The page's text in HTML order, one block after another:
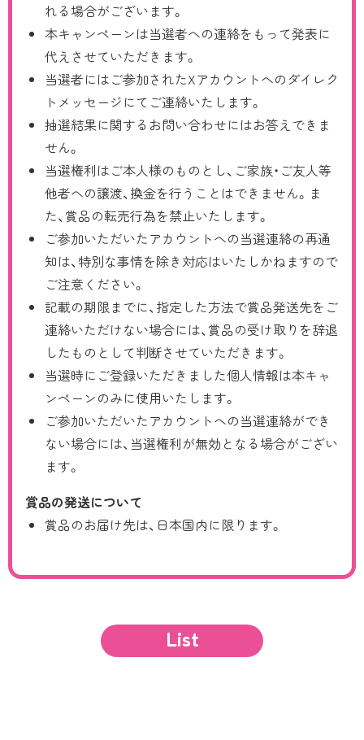
れる場合がございます。
本キャンペーンは当選者への連絡をもって発表に
代えさせていただきます。
当選者にはご参加されたXアカウントへのダイレク
トメッセージにてご連絡いたします。
抽選結果に関するお問い合わせにはお答えできま
せん。
当選権利はご本人様のものとし、ご家族・ご友人等
他者への譲渡、換金を行うことはできません。ま
た、賞品の転売行為を禁止いたします。
ご参加いただいたアカウントへの当選連絡の再通
知は、特別な事情を除き対応はいたしかねますので
ご注意ください。
記載の期限までに、指定した方法で賞品発送先をご
連絡いただけない場合には、賞品の受け取りを辞退
したものとして判断させていただきます。
当選時にご登録いただきました個人情報は本キャ
ンペーンのみに使用いたします。
ご参加いただいたアカウントへの当選連絡ができ
ない場合には、当選権利が無効となる場合がござい
ます。
賞品の発送について
賞品のお届け先は、日本国内に限ります。
List